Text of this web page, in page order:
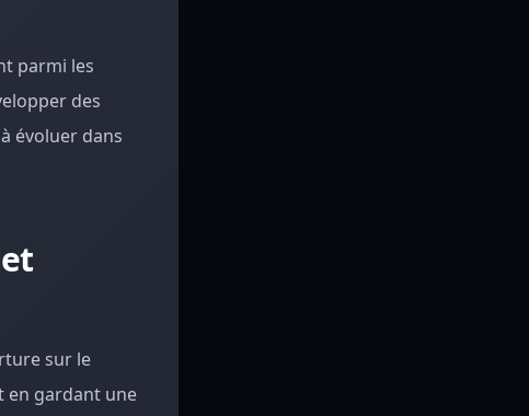
parmi les
des
évoluer dans
sur le
en gardant une